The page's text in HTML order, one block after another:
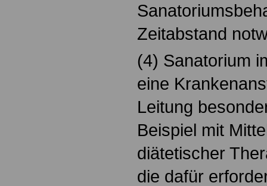
Zeitabstand
(4) Sanatorium
eine
Leitung
Beispiel mit
diätetischer
die dafür